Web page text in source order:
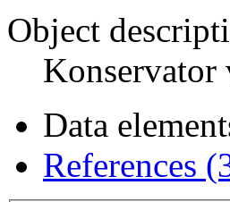
Object
Data
References